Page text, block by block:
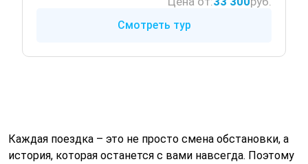
Смотреть тур
Каждая поездка – это не просто смена обстановки, а
история, которая останется с вами навсегда. Поэтому